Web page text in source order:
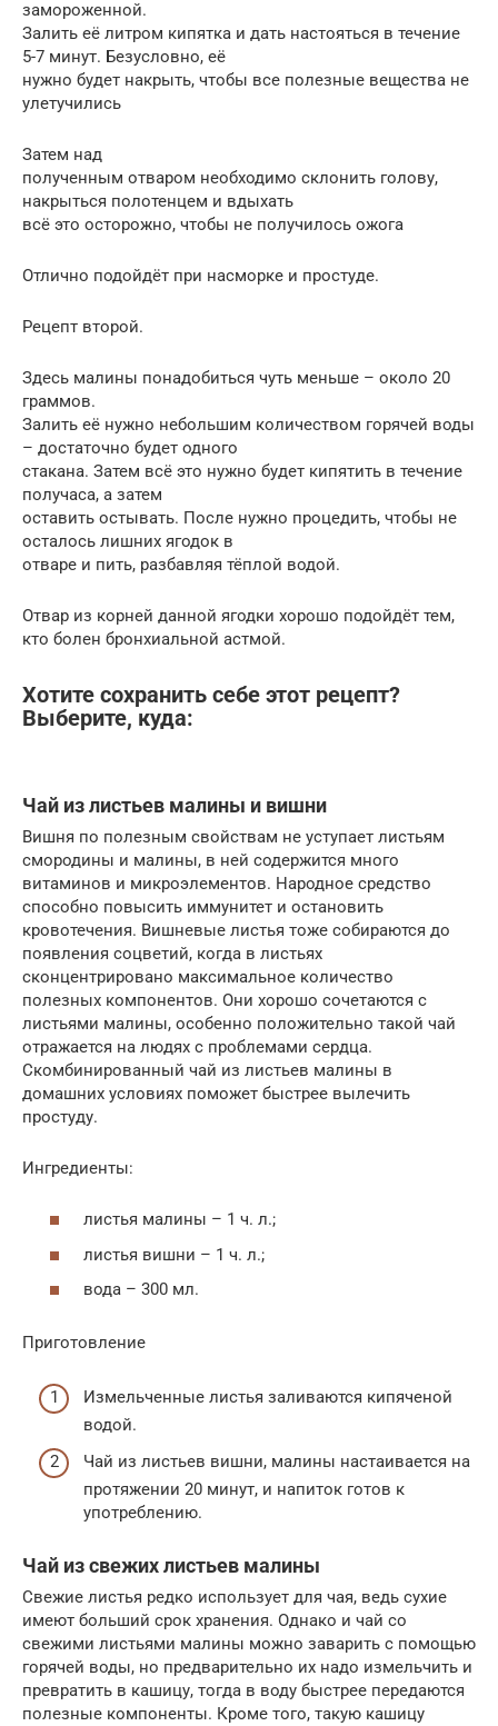
замороженной.
Залить её литром кипятка и дать настояться в течение
5-7 минут. Безусловно, её
нужно будет накрыть, чтобы все полезные вещества не
улетучились
Затем над
полученным отваром необходимо склонить голову,
накрыться полотенцем и вдыхать
всё это осторожно, чтобы не получилось ожога
Отлично подойдёт при насморке и простуде.
Рецепт второй.
Здесь малины понадобиться чуть меньше – около 20
граммов.
Залить её нужно небольшим количеством горячей воды
– достаточно будет одного
стакана. Затем всё это нужно будет кипятить в течение
получаса, а затем
оставить остывать. После нужно процедить, чтобы не
осталось лишних ягодок в
отваре и пить, разбавляя тёплой водой.
Отвар из корней данной ягодки хорошо подойдёт тем,
кто болен бронхиальной астмой.
Хотите сохранить себе этот рецепт?
Выберите, куда:
Чай из листьев малины и вишни
Вишня по полезным свойствам не уступает листьям
смородины и малины, в ней содержится много
витаминов и микроэлементов. Народное средство
способно повысить иммунитет и остановить
кровотечения. Вишневые листья тоже собираются до
появления соцветий, когда в листьях
сконцентрировано максимальное количество
полезных компонентов. Они хорошо сочетаются с
листьями малины, особенно положительно такой чай
отражается на людях с проблемами сердца.
Скомбинированный чай из листьев малины в
домашних условиях поможет быстрее вылечить
простуду.
Ингредиенты:
листья малины – 1 ч. л.;
листья вишни – 1 ч. л.;
вода – 300 мл.
Приготовление
Измельченные листья заливаются кипяченой
водой.
Чай из листьев вишни, малины настаивается на
протяжении 20 минут, и напиток готов к
употреблению.
Чай из свежих листьев малины
Свежие листья редко использует для чая, ведь сухие
имеют больший срок хранения. Однако и чай со
свежими листьями малины можно заварить с помощью
горячей воды, но предварительно их надо измельчить и
превратить в кашицу, тогда в воду быстрее передаются
полезные компоненты. Кроме того, такую кашицу